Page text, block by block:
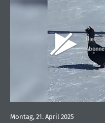
Dieses
Montag, 21. April 2025